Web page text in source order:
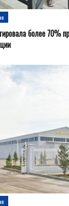
более 70%